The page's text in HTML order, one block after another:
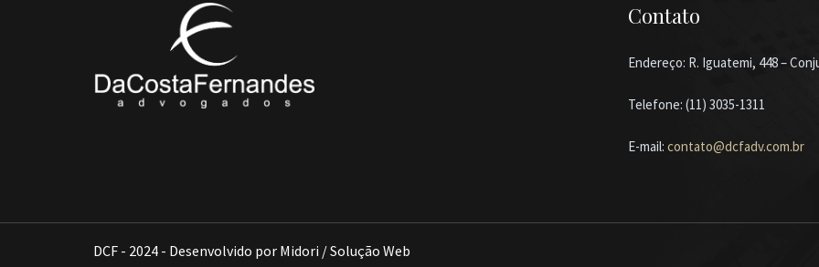
Contato
Endereço: R. Iguatemi, 448 –
Telefone: (11) 3035-1311
E-mail: contato@dcfadv.com.br
DCF - 2024 - Desenvolvido por Midori / Solução Web